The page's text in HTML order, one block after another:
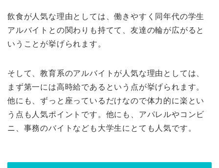
飲食が人気な理由としては、働きやすく同年代の学生
アルバイトとの関わりも持てて、友達の輪が広がると
いうことが挙げられます。
そして、教育系のアルバイトが人気な理由としては、
まず第一には高時給であるという点が挙げられます。
他にも、ずっと座っているだけなので体力的に楽とい
う点も人気ポイントです。他にも、アパレルやコンビ
ニ、事務のバイトなども大学生にとても人気です。